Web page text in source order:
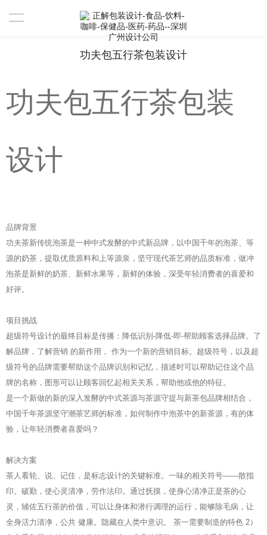
设计案例
资讯
我们是谁
合作伙伴
联系
功夫包五行茶包装设计
功夫包五行茶包装
设计
品牌背景
功夫茶新传统泡茶是一种中式发酵的中式新品牌，以中国千年的泡茶、等
源的奶茶，提取优质原料和上等源泉，坚守现代茶艺师的品质标准，做冲
泡茶是新鲜的奶茶、新鲜水果等，新鲜的体验，深受年轻消费者的喜爱和
好评。
项目挑战
超级符号设计的最终目标是传播：降低识别-降低-即-帮助顾客选择品牌。了
解品牌，了解营销 的新作用， 作为一个新的营销目标。超级符号，以及超
级符号的品牌需要帮助这个品牌识别和记忆，描述时可以帮助记住这个品
牌的名称，图形可以让顾客回忆起相关关系，帮助他或他的特征。
是一个新做的新的深入发酵的中式茶源与茶源守提与新茶包品牌相结合，
中国千年茶源坚守潮茶艺师的标准，如何制作中泡茶中的新茶源，有的体
验，让年轻消费者喜爱吗？
解决方案
茶人看轮、说、记住，是标志设计的关键标准。一味的相关符号——散指
印。破勤，使心灵清净，劳作法印。通过抚摸，使身心清净正是茶的心
灵，辅佐五行茶的价值，可以让身体和潜行调理的运行，能够除毛病，让
全身活力清净，公共 健康。隐藏在人类中意识。 茶一需要制造的特色 2）